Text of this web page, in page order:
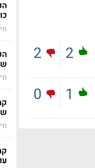
2
2
1
0